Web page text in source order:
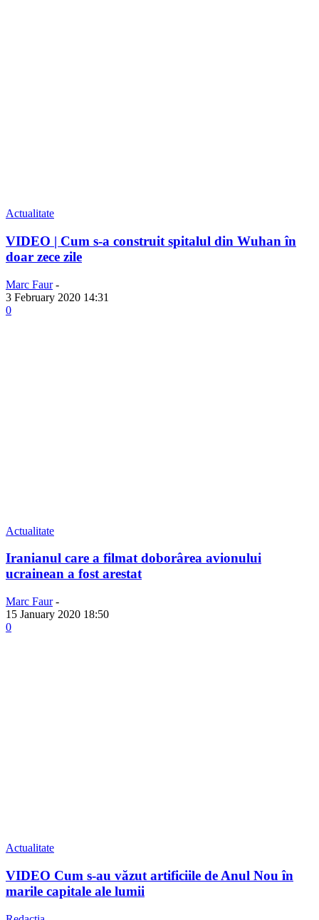
Actualitate
VIDEO | Cum s-a construit spitalul din Wuhan în
doar zece zile
Marc Faur -
3 February 2020 14:31
0
Actualitate
Iranianul care a filmat doborârea avionului
ucrainean a fost arestat
Marc Faur -
15 January 2020 18:50
0
Actualitate
VIDEO Cum s-au văzut artificiile de Anul Nou în
marile capitale ale lumii